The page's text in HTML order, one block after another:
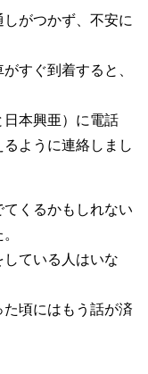
がつかず、不安に
すぐ到着すると、
本興亜）に電話
ように連絡しまし
くるかもしれない
ている人はいな
頃にはもう話が済